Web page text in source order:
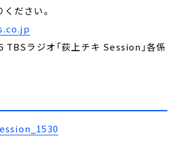
ださい。
TBSラジオ「荻上チキ Session」各係